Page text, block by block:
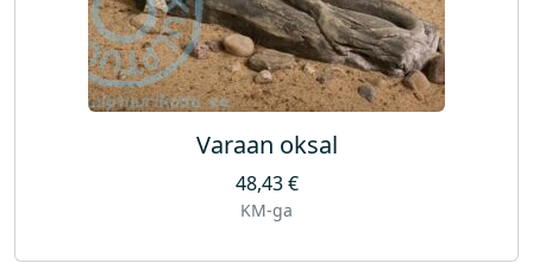
Varaan oksal
48,43€
KM-ga